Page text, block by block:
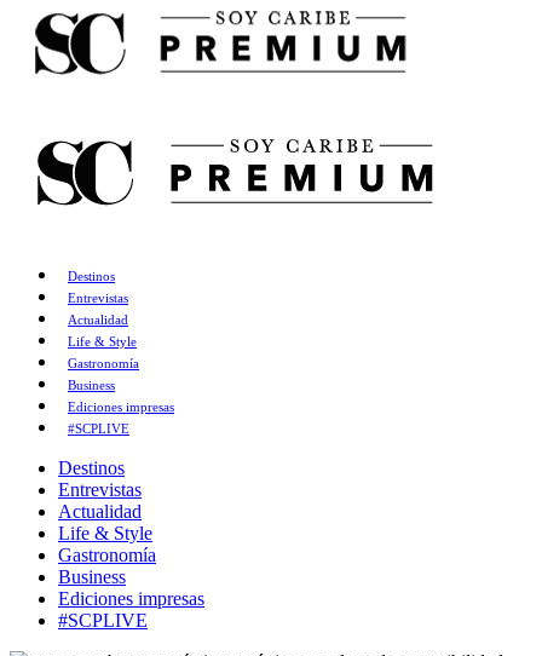
Destinos
Entrevistas
Actualidad
Life & Style
Gastronomía
Business
Ediciones impresas
#SCPLIVE
Destinos
Entrevistas
Actualidad
Life & Style
Gastronomía
Business
Ediciones impresas
#SCPLIVE